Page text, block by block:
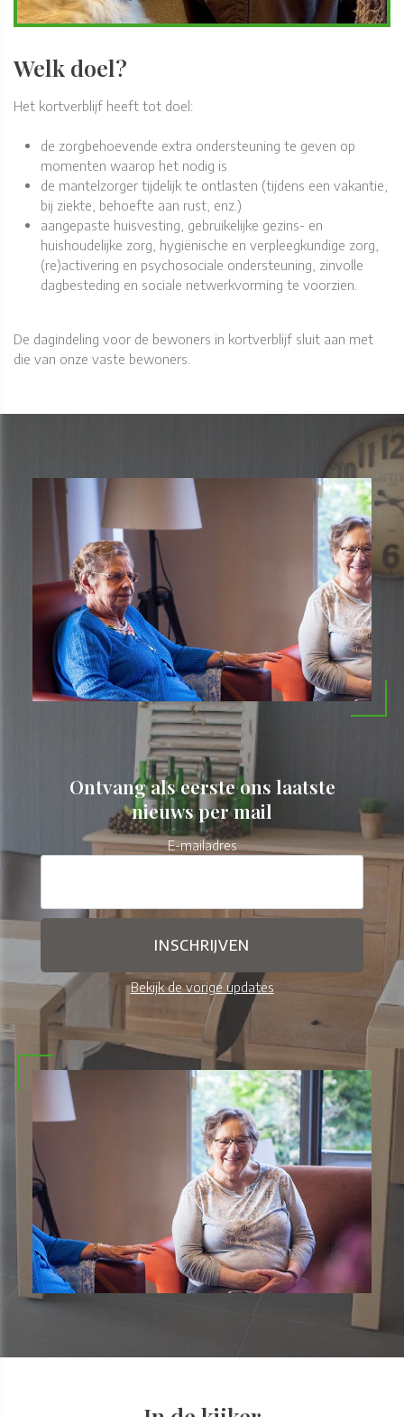
Welk doel?
Het kortverblijf heeft tot doel:
de zorgbehoevende extra ondersteuning te geven op
momenten waarop het nodig is
de mantelzorger tijdelijk te ontlasten (tijdens een vakantie,
bij ziekte, behoefte aan rust, enz.)
aangepaste huisvesting, gebruikelijke gezins- en
huishoudelijke zorg, hygiënische en verpleegkundige zorg,
(re)activering en psychosociale ondersteuning, zinvolle
dagbesteding en sociale netwerkvorming te voorzien.
​​​​​​​De dagindeling voor de bewoners in kortverblijf sluit aan met
die van onze vaste bewoners.
Ontvang als eerste ons laatste
nieuws per mail
E-mailadres
Bekijk de vorige updates